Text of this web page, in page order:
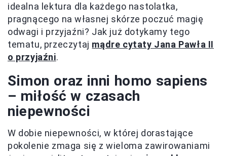
idealna lektura dla każdego nastolatka,
pragnącego na własnej skórze poczuć magię
odwagi i przyjaźni? Jak już dotykamy tego
tematu, przeczytaj mądre cytaty Jana Pawła II
o przyjaźni.
Simon oraz inni homo sapiens
– miłość w czasach
niepewności
W dobie niepewności, w której dorastające
pokolenie zmaga się z wieloma zawirowaniami